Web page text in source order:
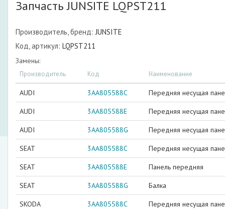
Запчасть JUNSITE LQPST211
Производитель, бренд: JUNSITE
Код, артикул: LQPST211
Замены:
Производитель Код Наименование
AUDI 3AA805588C Передняя несущая
AUDI 3AA805588E Передняя несущая
AUDI 3AA805588G Передняя несущая
SEAT 3AA805588C Передняя несущая
SEAT 3AA805588E Панель передняя
SEAT 3AA805588G Балка
SKODA 3AA805588C Передняя несущая